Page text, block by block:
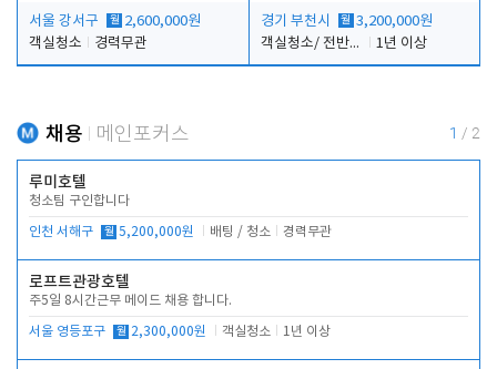
서울 강서구 월 2,600,000원
객실청소
경력무관
경기 부천시 월 3,200,000원
객실청소/ 전반적인 프론트 업무 및 주차
1년 이상
채용 메인포커스 1 / 2
루미호텔
청소팀 구인합니다
인천 서해구 월 5,200,000원 배팅 / 청소 경력무관
로프트관광호텔
주5일 8시간근무 메이드 채용 합니다.
서울 영등포구 월 2,300,000원 객실청소 1년 이상